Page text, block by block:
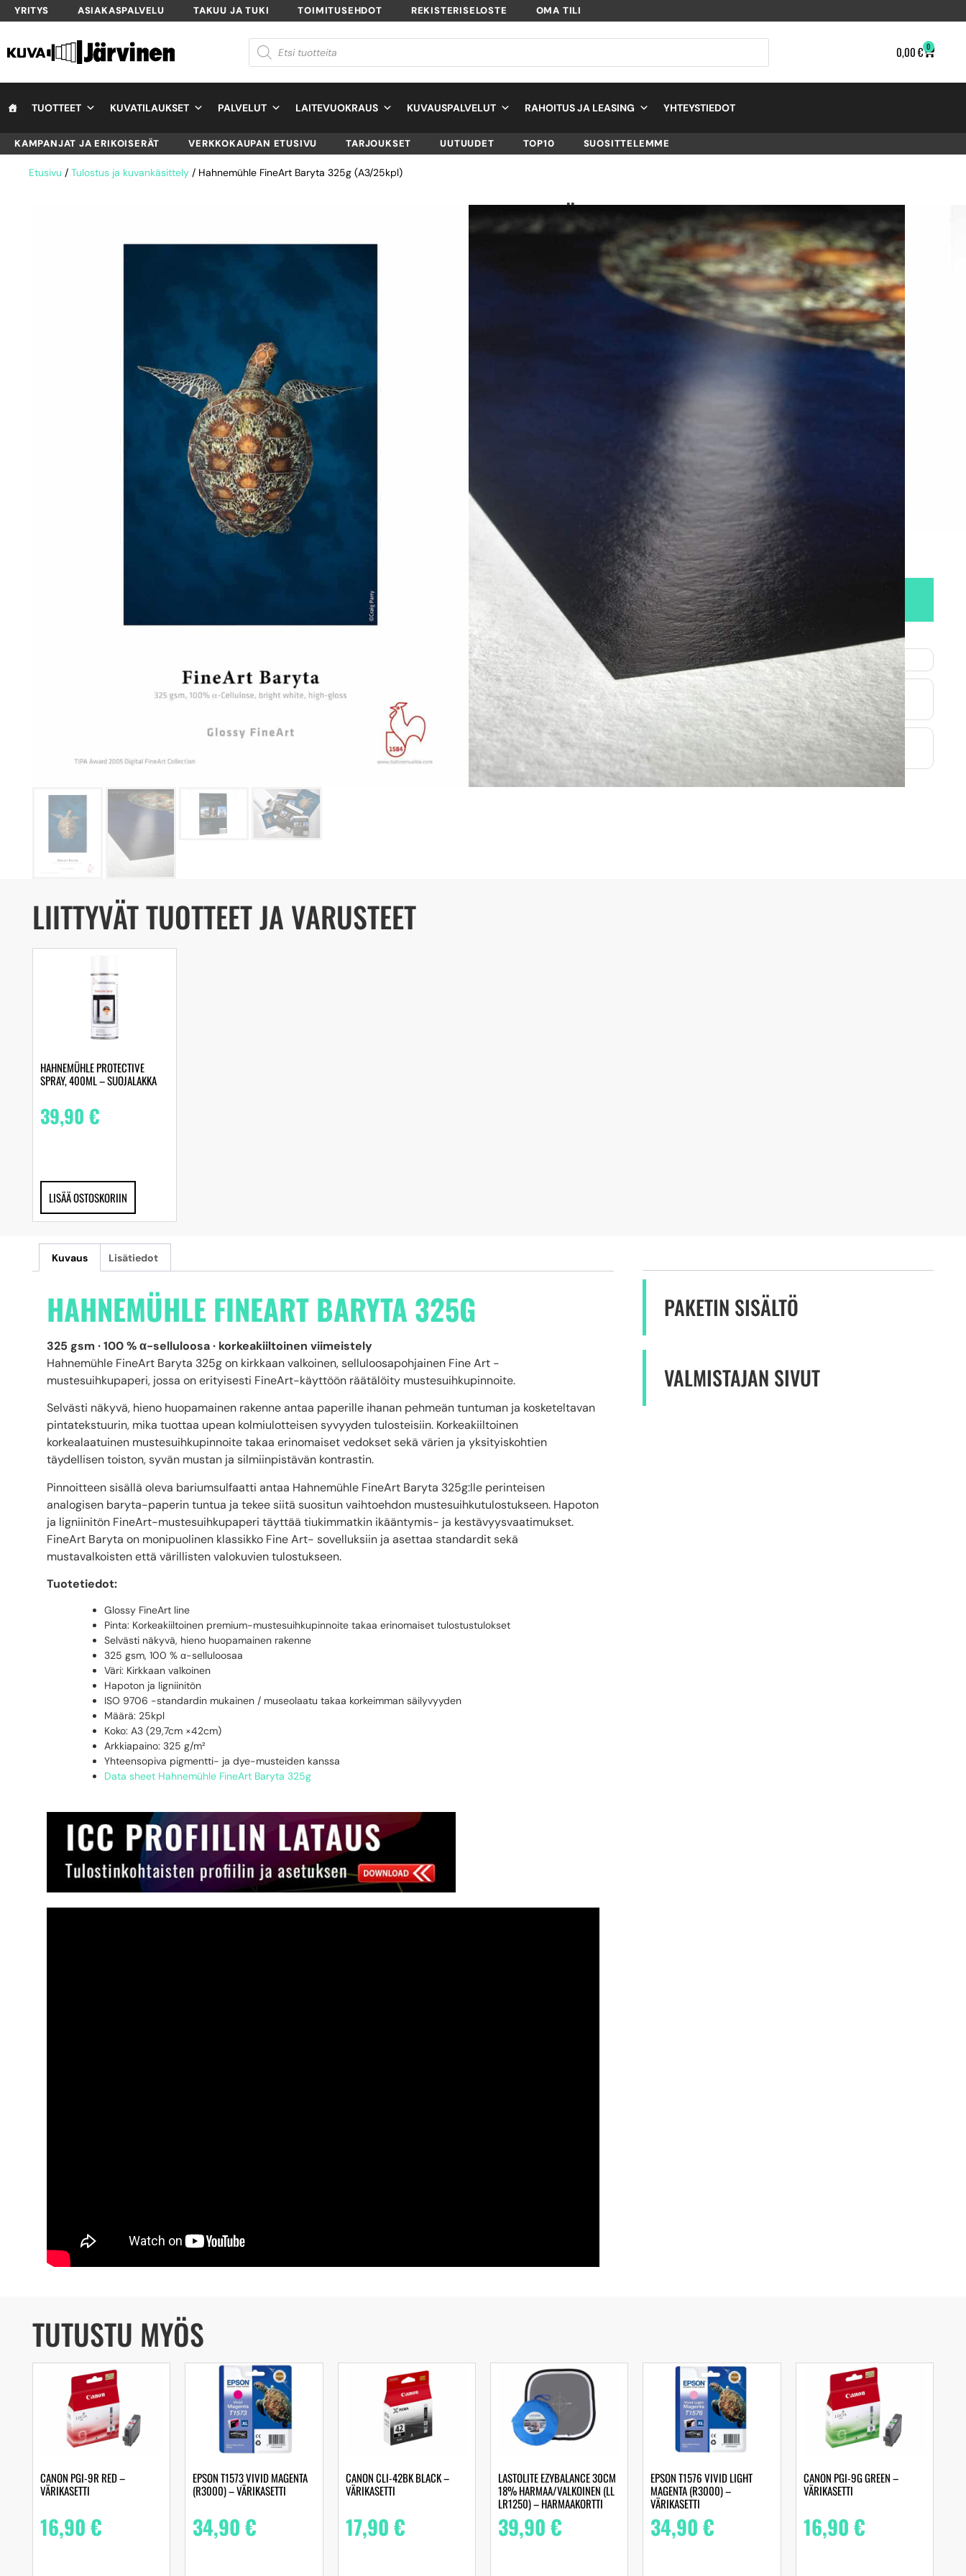
YRITYS ASIAKASPALVELU TAKUU JA TUKI TOIMITUSEHDOT REKISTERISELOSTE OMA TILI
0,00€ 0
TUOTTEET KUVATILAUKSET PALVELUT LAITEVUOKRAUS KUVAUSPALVELUT RAHOITUS JA LEASING YHTEYSTIEDOT
KAMPANJAT JA ERIKOISERÄT VERKKOKAUPAN ETUSIVU TARJOUKSET UUTUUDET TOP10 SUOSITTELEMME
Etusivu / Tulostus ja kuvankäsittely / Hahnemühle FineArt Baryta 325g (A3/25kpl)
HAHNEMÜHLE FINEART
BARYTA 325G
Tieto ei ole saatavilla.
LISÄÄ OSTOSKORIIN
Toimitustavat
Tiedot
LIITTYVÄT TUOTTEET JA VARUSTEET
HAHNEMÜHLE PROTECTIVE
SPRAY, 400ML – SUOJALAKKA
39,90 €
LISÄÄ OSTOSKORIIN
Kuvaus Lisätiedot
HAHNEMÜHLE FINEART BARYTA 325G
325 gsm · 100 % α-selluloosa · korkeakiiltoinen viimeistely
Hahnemühle FineArt Baryta 325g on kirkkaan valkoinen, selluloosapohjainen Fine Art -
mustesuihkupaperi, jossa on erityisesti FineArt-käyttöön räätälöity mustesuihkupinnoite.
Selvästi näkyvä, hieno huopamainen rakenne antaa paperille ihanan pehmeän tuntuman ja kosketeltavan
pintatekstuurin, mika tuottaa upean kolmiulotteisen syvyyden tulosteisiin. Korkeakiiltoinen
korkealaatuinen mustesuihkupinnoite takaa erinomaiset vedokset sekä värien ja yksityiskohtien
täydellisen toiston, syvän mustan ja silmiinpistävän kontrastin.
Pinnoitteen sisällä oleva bariumsulfaatti antaa Hahnemühle FineArt Baryta 325g:lle perinteisen
analogisen baryta-paperin tuntua ja tekee siitä suositun vaihtoehdon mustesuihkutulostukseen. Hapoton
ja ligniinitön FineArt-mustesuihkupaperi täyttää tiukimmatkin ikääntymis- ja kestävyysvaatimukset.
FineArt Baryta on monipuolinen klassikko Fine Art- sovelluksiin ja asettaa standardit sekä
mustavalkoisten että värillisten valokuvien tulostukseen.
Tuotetiedot:
Glossy FineArt line
Pinta: Korkeakiiltoinen premium-mustesuihkupinnoite takaa erinomaiset tulostustulokset
Selvästi näkyvä, hieno huopamainen rakenne
325 gsm, 100 % α-selluloosaa
Väri: Kirkkaan valkoinen
Hapoton ja ligniinitön
ISO 9706 -standardin mukainen / museolaatu takaa korkeimman säilyvyyden
Määrä: 25kpl
Koko: A3 (29,7cm ×42cm)
Arkkiapaino: 325 g/m²
Yhteensopiva pigmentti- ja dye-musteiden kanssa
Data sheet Hahnemühle FineArt Baryta 325g
PAKETIN SISÄLTÖ
VALMISTAJAN SIVUT
TUTUSTU MYÖS
CANON PGI-9R RED –
VÄRIKASETTI
16,90€
EPSON T1573 VIVID MAGENTA
(R3000) – VÄRIKASETTI
34,90€
CANON CLI-42BK BLACK –
VÄRIKASETTI
17,90€
LASTOLITE EZYBALANCE 30CM
18% HARMAA/VALKOINEN (LL
LR1250) – HARMAAKORTTI
39,90€
EPSON T1576 VIVID LIGHT
MAGENTA (R3000) –
VÄRIKASETTI
34,90€
CANON PGI-9G GREEN –
VÄRIKASETTI
16,90€